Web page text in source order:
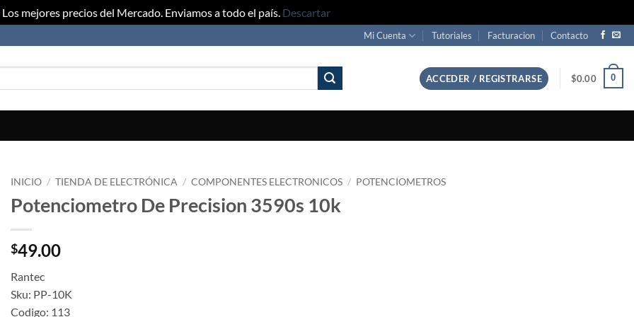
Los mejores precios del Mercado. Enviamos a todo el país. Descartar
Mi Cuenta Tutoriales Facturacion Contacto
ACCEDER / REGISTRARSE $0.00 0
INICIO / TIENDA DE ELECTRÓNICA / COMPONENTES ELECTRONICOS / POTENCIOMETROS
Potenciometro De Precision 3590s 10k
$49.00
Rantec
Sku: PP-10K
Codigo: 113